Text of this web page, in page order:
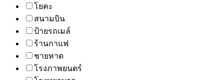
โยคะ
สนามบิน
ป้ายรถเมล์
ร้านกาแฟ
ชายหาด
โรงภาพยนตร์